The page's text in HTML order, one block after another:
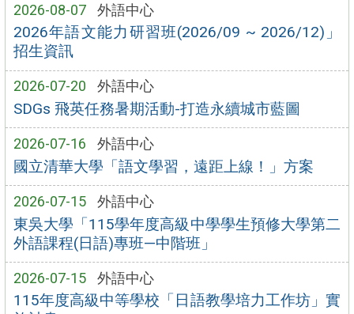
2026-08-07 外語中心
2026年語文能力研習班(2026/09 ~ 2026/12)」
招生資訊
2026-07-20 外語中心
SDGs 飛英任務暑期活動-打造永續城市藍圖
2026-07-16 外語中心
國立清華大學「語文學習，遠距上線！」方案
2026-07-15 外語中心
東吳大學「115學年度高級中學學生預修大學第二
外語課程(日語)專班—中階班」
2026-07-15 外語中心
115年度高級中等學校「日語教學培力工作坊」實